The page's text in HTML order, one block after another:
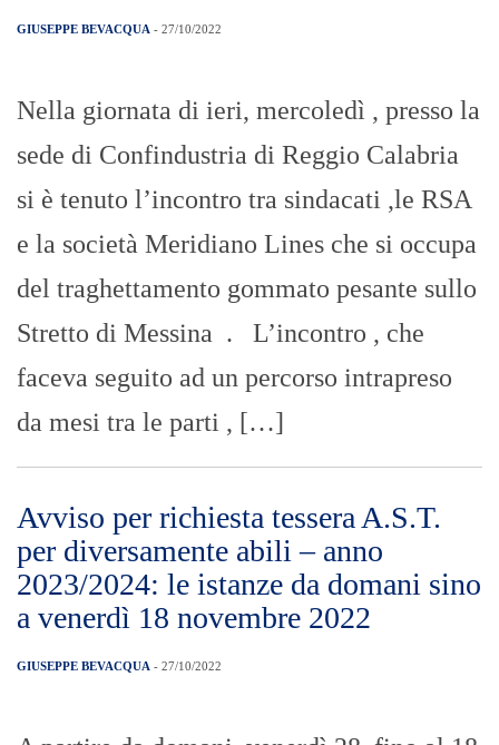
GIUSEPPE BEVACQUA - 27/10/2022
Nella giornata di ieri, mercoledì , presso la
sede di Confindustria di Reggio Calabria
si è tenuto l’incontro tra sindacati ,le RSA
e la società Meridiano Lines che si occupa
del traghettamento gommato pesante sullo
Stretto di Messina . L’incontro , che
faceva seguito ad un percorso intrapreso
da mesi tra le parti , […]
Avviso per richiesta tessera A.S.T.
per diversamente abili – anno
2023/2024: le istanze da domani sino
a venerdì 18 novembre 2022
GIUSEPPE BEVACQUA - 27/10/2022